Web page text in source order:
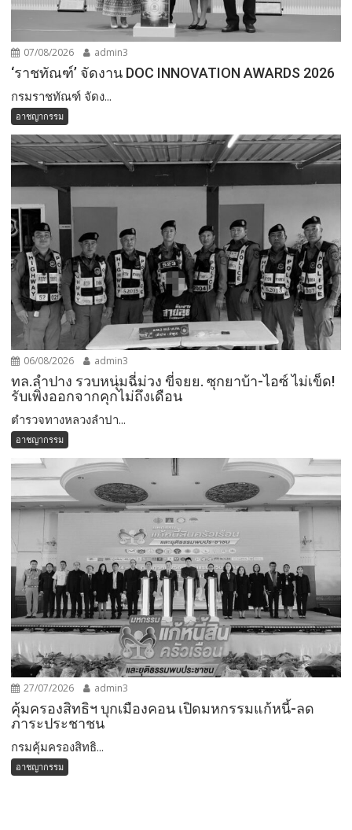
07/08/2026 admin3
‘ราชทัณฑ์’ จัดงาน DOC INNOVATION AWARDS 2026
กรมราชทัณฑ์ จัดง...
อาชญากรรม
06/08/2026 admin3
ทล.ลำปาง รวบหนุ่มฉี่ม่วง ขี่จยย. ซุกยาบ้า-ไอซ์ ไม่เข็ด!
รับเพิ่งออกจากคุกไม่ถึงเดือน
ตำรวจทางหลวงลำปา...
อาชญากรรม
27/07/2026 admin3
คุ้มครองสิทธิฯ บุกเมืองคอน เปิดมหกรรมแก้หนี้-ลด
ภาระประชาชน
กรมคุ้มครองสิทธิ...
อาชญากรรม